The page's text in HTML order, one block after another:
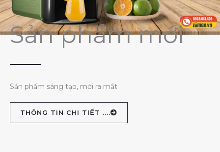
Sản phẩm mới
Sản phẩm sáng tạo, mới ra mắt
THÔNG TIN CHI TIẾT ....